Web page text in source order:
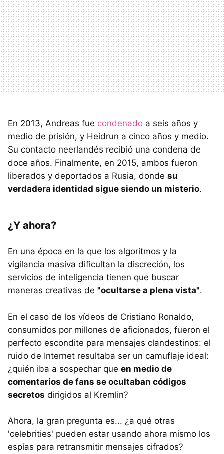
En 2013, Andreas fue condenado a seis años y
medio de prisión, y Heidrun a cinco años y medio.
Su contacto neerlandés recibió una condena de
doce años. Finalmente, en 2015, ambos fueron
liberados y deportados a Rusia, donde su
verdadera identidad sigue siendo un misterio.
¿Y ahora?
En una época en la que los algoritmos y la
vigilancia masiva dificultan la discreción, los
servicios de inteligencia tienen que buscar
maneras creativas de "ocultarse a plena vista".
En el caso de los vídeos de Cristiano Ronaldo,
consumidos por millones de aficionados, fueron el
perfecto escondite para mensajes clandestinos: el
ruido de Internet resultaba ser un camuflaje ideal:
¿quién iba a sospechar que en medio de
comentarios de fans se ocultaban códigos
secretos dirigidos al Kremlin?
Ahora, la gran pregunta es... ¿a qué otras
'celebrities' pueden estar usando ahora mismo los
espías para retransmitir mensajes cifrados?